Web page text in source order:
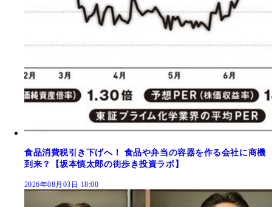
食品消費税引き下げへ！ 食品や弁当の容器を作る会社に商機
到来？【坂本慎太郎の街歩き投資ラボ】
2026年08月03日 18:00